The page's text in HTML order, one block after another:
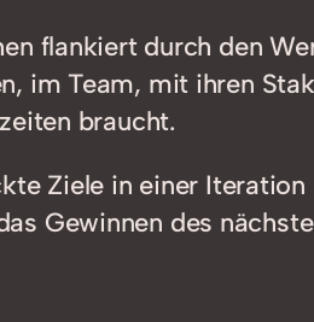
flankiert durch den
im Team, mit ihren
braucht.
Ziele in einer
Gewinnen des